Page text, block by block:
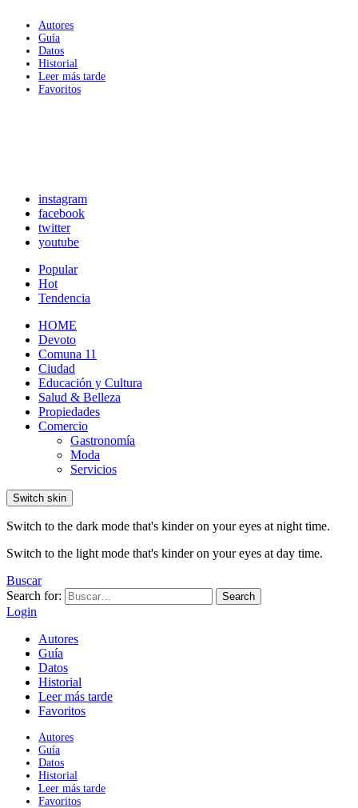
Autores
Guía
Datos
Historial
Leer más tarde
Favoritos
instagram
facebook
twitter
youtube
Popular
Hot
Tendencia
HOME
Devoto
Comuna 11
Ciudad
Educación y Cultura
Salud & Belleza
Propiedades
Comercio
Gastronomía
Moda
Servicios
Switch skin
Switch to the dark mode that's kinder on your eyes at night time.
Switch to the light mode that's kinder on your eyes at day time.
Buscar
Search for:
Search
Login
Autores
Guía
Datos
Historial
Leer más tarde
Favoritos
Autores
Guía
Datos
Historial
Leer más tarde
Favoritos